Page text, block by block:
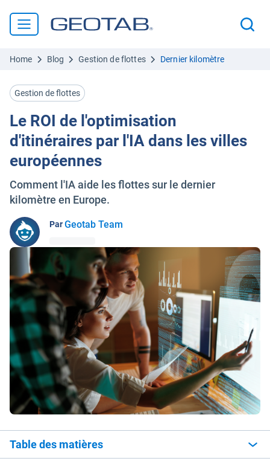
Home Blog Gestion de flottes Dernier kilomètre
Gestion de flottes
Le ROI de l'optimisation
d'itinéraires par l'IA dans les villes
européennes
Comment l'IA aide les flottes sur le dernier
kilomètre en Europe.
ParGeotab Team
Table des matières